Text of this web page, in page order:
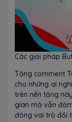
Các giải pháp
Tăng comment
cho những ai
trên nền tảng
gian mà vẫn
đóng vai trò đối